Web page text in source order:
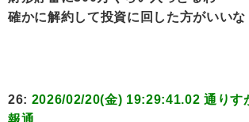
確かに解約して投資に回した方がいいな
26: 2026/02/20(金) 19:29:41.02 通りす